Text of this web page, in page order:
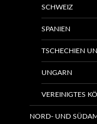
SCHWEIZ
SPANIEN
TSCHECHIEN
UNGARN
VEREINIGTES
NORD- UND